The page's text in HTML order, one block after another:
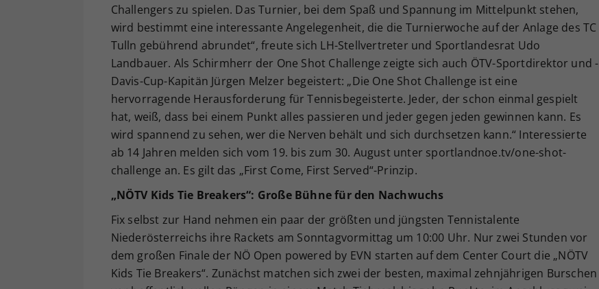
Challengers zu spielen. Das Turnier, bei dem Spaß und Spannung im Mittelpunkt stehen,
wird bestimmt eine interessante Angelegenheit, die die Turnierwoche auf der Anlage des TC
Tulln gebührend abrundet“, freute sich LH-Stellvertreter und Sportlandesrat Udo
Landbauer. Als Schirmherr der One Shot Challenge zeigte sich auch ÖTV-Sportdirektor und -
Davis-Cup-Kapitän Jürgen Melzer begeistert: „Die One Shot Challenge ist eine
hervorragende Herausforderung für Tennisbegeisterte. Jeder, der schon einmal gespielt
hat, weiß, dass bei einem Punkt alles passieren und jeder gegen jeden gewinnen kann. Es
wird spannend zu sehen, wer die Nerven behält und sich durchsetzen kann.“ Interessierte
ab 14 Jahren melden sich vom 19. bis zum 30. August unter sportlandnoe.tv/one-shot-
challenge an. Es gilt das „First Come, First Served“-Prinzip.
„NÖTV Kids Tie Breakers“: Große Bühne für den Nachwuchs
Fix selbst zur Hand nehmen ein paar der größten und jüngsten Tennistalente
Niederösterreichs ihre Rackets am Sonntagvormittag um 10:00 Uhr. Nur zwei Stunden vor
dem großen Finale der NÖ Open powered by EVN starten auf dem Center Court die „NÖTV
Kids Tie Breakers“. Zunächst matchen sich zwei der besten, maximal zehnjährigen Burschen